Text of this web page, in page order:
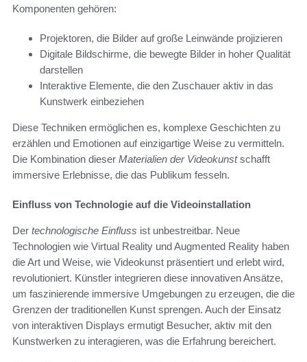
Komponenten gehören:
Projektoren, die Bilder auf große Leinwände projizieren
Digitale Bildschirme, die bewegte Bilder in hoher Qualität
darstellen
Interaktive Elemente, die den Zuschauer aktiv in das
Kunstwerk einbeziehen
Diese Techniken ermöglichen es, komplexe Geschichten zu
erzählen und Emotionen auf einzigartige Weise zu vermitteln.
Die Kombination dieser Materialien der Videokunstschafft
immersive Erlebnisse, die das Publikum fesseln.
Einfluss von Technologie auf die Videoinstallation
Der technologische Einfluss ist unbestreitbar. Neue
Technologien wie Virtual Reality und Augmented Reality haben
die Art und Weise, wie Videokunst präsentiert und erlebt wird,
revolutioniert. Künstler integrieren diese innovativen Ansätze,
um faszinierende immersive Umgebungen zu erzeugen, die die
Grenzen der traditionellen Kunst sprengen. Auch der Einsatz
von interaktiven Displays ermutigt Besucher, aktiv mit den
Kunstwerken zu interagieren, was die Erfahrung bereichert.